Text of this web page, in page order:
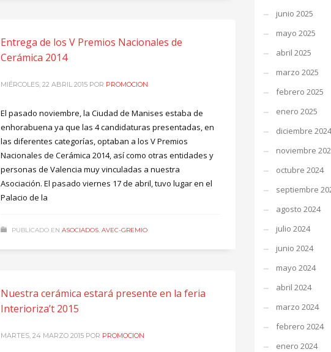
Entrega de los V Premios Nacionales de
Cerámica 2014
MIÉRCOLES, 22 ABRIL 2015 POR PROMOCION
El pasado noviembre, la Ciudad de Manises estaba de
enhorabuena ya que las 4 candidaturas presentadas, en
las diferentes categorías, optaban a los V Premios
Nacionales de Cerámica 2014, así como otras entidades y
personas de Valencia muy vinculadas a nuestra
Asociación. El pasado viernes 17 de abril, tuvo lugar en el
Palacio de la
PUBLICADO EN ASOCIADOS, AVEC-GREMIO
Nuestra cerámica estará presente en la feria
Interioriza’t 2015
MARTES, 24 MARZO 2015 POR PROMOCION
junio 2025
mayo 2025
abril 2025
marzo 2025
febrero 2025
enero 2025
diciembre 2024
noviembre
octubre 2024
septiembre
agosto 2024
julio 2024
junio 2024
mayo 2024
abril 2024
marzo 2024
febrero 2024
enero 2024